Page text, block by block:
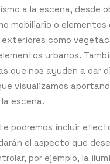
a la escena, desde
mobiliario o elementos
exteriores como
urbanos.
que nos ayuden a dar
visualizamos
escena.
podremos incluir
el aspecto que
por ejemplo, la